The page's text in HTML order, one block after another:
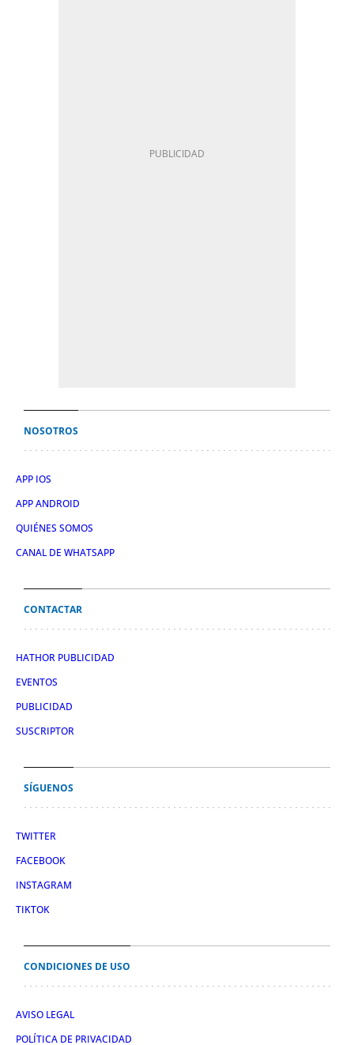
NOSOTROS
APP IOS
APP ANDROID
QUIÉNES SOMOS
CANAL DE WHATSAPP
CONTACTAR
HATHOR PUBLICIDAD
EVENTOS
PUBLICIDAD
SUSCRIPTOR
SÍGUENOS
TWITTER
FACEBOOK
INSTAGRAM
TIKTOK
CONDICIONES DE USO
AVISO LEGAL
POLÍTICA DE PRIVACIDAD